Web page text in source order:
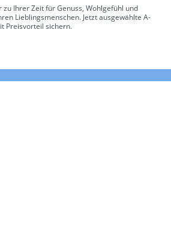
zu Ihrer Zeit für Genuss, Wohlgefühl und
Lieblingsmenschen. Jetzt ausgewählte A-
Preisvorteil sichern.